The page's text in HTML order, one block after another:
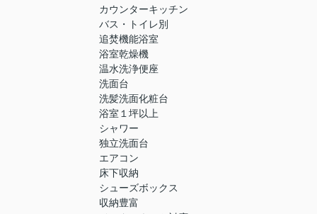
カウンターキッチン
バス・トイレ別
追焚機能浴室
浴室乾燥機
温水洗浄便座
洗面台
洗髪洗面化粧台
浴室１坪以上
シャワー
独立洗面台
エアコン
床下収納
シューズボックス
収納豊富